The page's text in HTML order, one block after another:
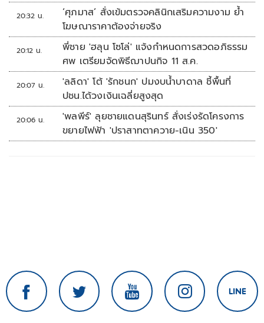
20:32 น.
‘ศุภมาส’ สั่งเข้มตรวจคลินิกเสริมความงาม ย้ำ
โฆษณาราคาต้องจ่ายจริง
20:12 น.
พี่ชาย 'ฮลุน โซโล่' แจ้งกำหนดการสวดอภิธรรม
ศพ เตรียมจัดพิธีฌาปนกิจ 11 ส.ค.
20:07 น.
'ลลิดา' โต้ 'รักชนก' ปมงบน้ำบาดาล ชี้พื้นที่
ปชน.ได้วงเงินเฉลี่ยสูงสุด
20:06 น.
'พลพีร์' ลุยชายแดนสุรินทร์ สั่งเร่งรัดโครงการ
ขยายไฟฟ้า 'ปราสาทตาควาย-เนิน 350'